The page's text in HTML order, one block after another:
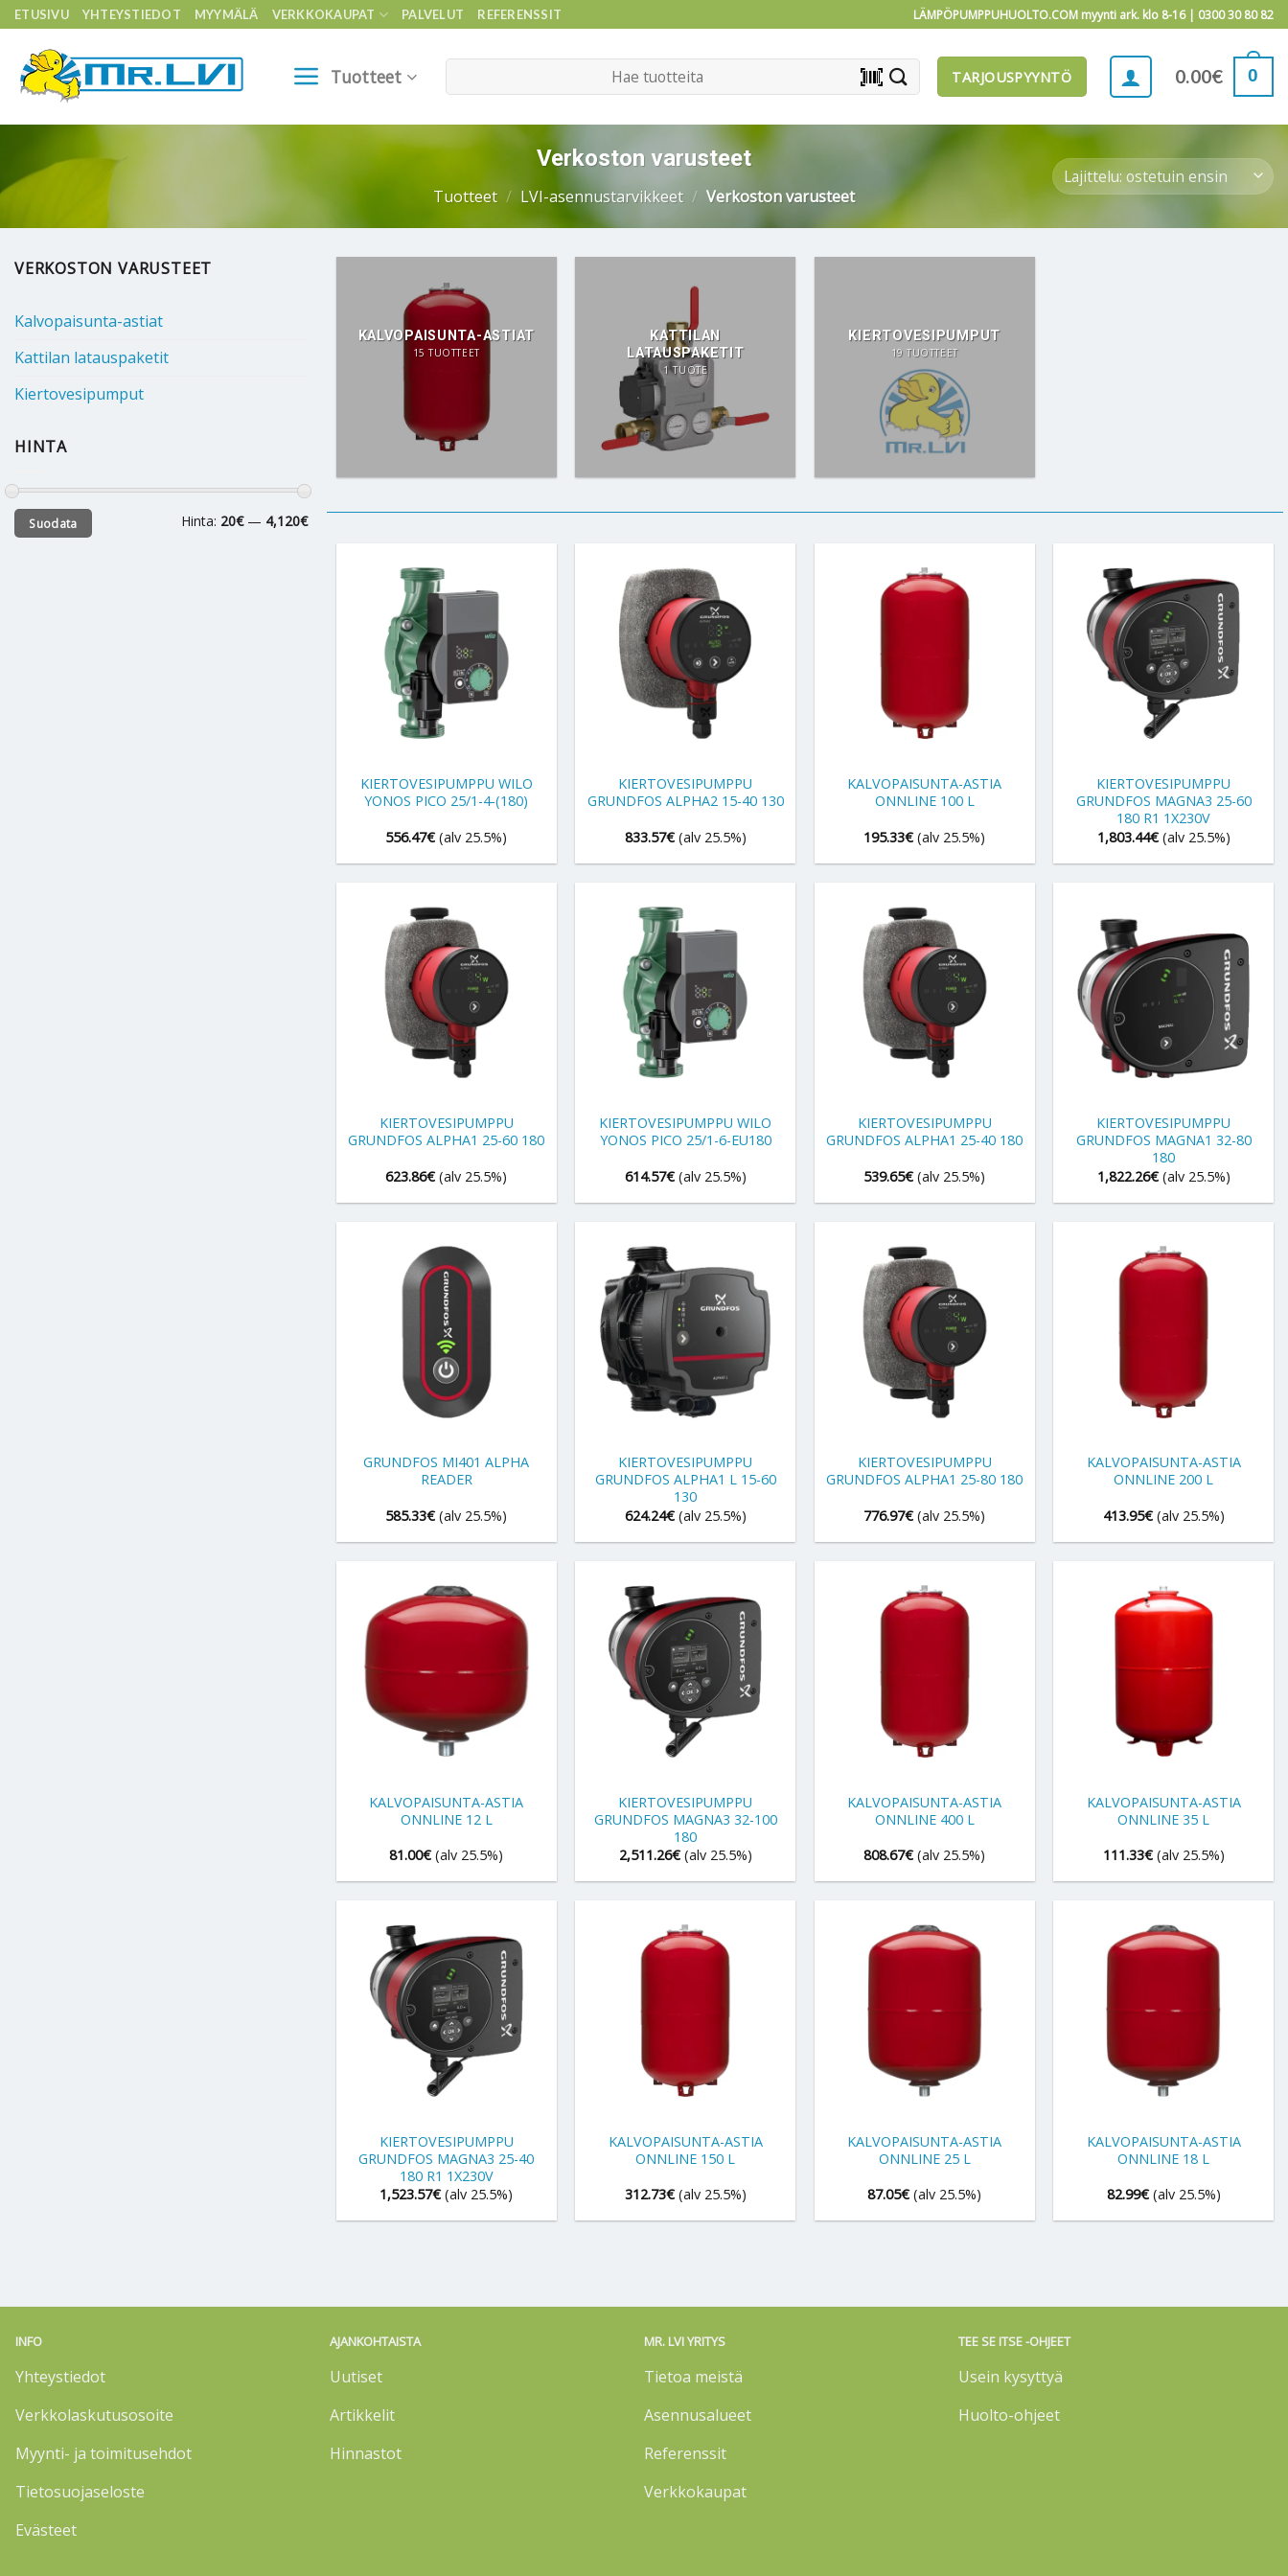
Skip
to
content
ETUSIVU YHTEYSTIEDOT MYYMÄLÄ VERKKOKAUPAT PALVELUT REFERENSSIT LÄMPÖPUMPPUHUOLTO.COM myynti ark. klo 8-16 | 0300 30 80 82
Tuotteet barcode_scanner TARJOUSPYYNTÖ 0.00€ 0
Verkoston varusteet
Tuotteet / LVI-asennustarvikkeet / Verkoston varusteet
VERKOSTON VARUSTEET
Kalvopaisunta-astiat
Kattilan latauspaketit
Kiertovesipumput
HINTA
Minimihinta
Maksimihinta
Suodata Hinta: 20€— 4,120€
KALVOPAISUNTA-ASTIAT
15 TUOTTEET
KATTILAN
LATAUSPAKETIT
1 TUOTE
KIERTOVESIPUMPUT
19 TUOTTEET
KIERTOVESIPUMPPU WILO
YONOS PICO 25/1-4-(180)
556.47€ (alv 25.5%)
KIERTOVESIPUMPPU
GRUNDFOS ALPHA2 15-40 130
833.57€ (alv 25.5%)
KALVOPAISUNTA-ASTIA
ONNLINE 100 L
195.33€ (alv 25.5%)
KIERTOVESIPUMPPU
GRUNDFOS MAGNA3 25-60
180 R1 1X230V
1,803.44€ (alv 25.5%)
KIERTOVESIPUMPPU
GRUNDFOS ALPHA1 25-60 180
623.86€ (alv 25.5%)
KIERTOVESIPUMPPU WILO
YONOS PICO 25/1-6-EU180
614.57€ (alv 25.5%)
KIERTOVESIPUMPPU
GRUNDFOS ALPHA1 25-40 180
539.65€ (alv 25.5%)
KIERTOVESIPUMPPU
GRUNDFOS MAGNA1 32-80
180
1,822.26€ (alv 25.5%)
GRUNDFOS MI401 ALPHA
READER
585.33€ (alv 25.5%)
KIERTOVESIPUMPPU
GRUNDFOS ALPHA1 L 15-60
130
624.24€ (alv 25.5%)
KIERTOVESIPUMPPU
GRUNDFOS ALPHA1 25-80 180
776.97€ (alv 25.5%)
KALVOPAISUNTA-ASTIA
ONNLINE 200 L
413.95€ (alv 25.5%)
KALVOPAISUNTA-ASTIA
ONNLINE 12 L
81.00€ (alv 25.5%)
KIERTOVESIPUMPPU
GRUNDFOS MAGNA3 32-100
180
2,511.26€ (alv 25.5%)
KALVOPAISUNTA-ASTIA
ONNLINE 400 L
808.67€ (alv 25.5%)
KALVOPAISUNTA-ASTIA
ONNLINE 35 L
111.33€ (alv 25.5%)
KIERTOVESIPUMPPU
GRUNDFOS MAGNA3 25-40
180 R1 1X230V
1,523.57€ (alv 25.5%)
KALVOPAISUNTA-ASTIA
ONNLINE 150 L
312.73€ (alv 25.5%)
KALVOPAISUNTA-ASTIA
ONNLINE 25 L
87.05€ (alv 25.5%)
KALVOPAISUNTA-ASTIA
ONNLINE 18 L
82.99€ (alv 25.5%)
INFO
Yhteystiedot
Verkkolaskutusosoite
Myynti- ja toimitusehdot
Tietosuojaseloste
Evästeet
AJANKOHTAISTA
Uutiset
Artikkelit
Hinnastot
MR. LVI YRITYS
Tietoa meistä
Asennusalueet
Referenssit
Verkkokaupat
TEE SE ITSE -OHJEET
Usein kysyttyä
Huolto-ohjeet